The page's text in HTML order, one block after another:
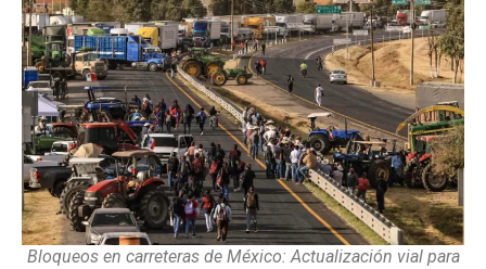
Bloqueos en carreteras de México: Actualización vial para